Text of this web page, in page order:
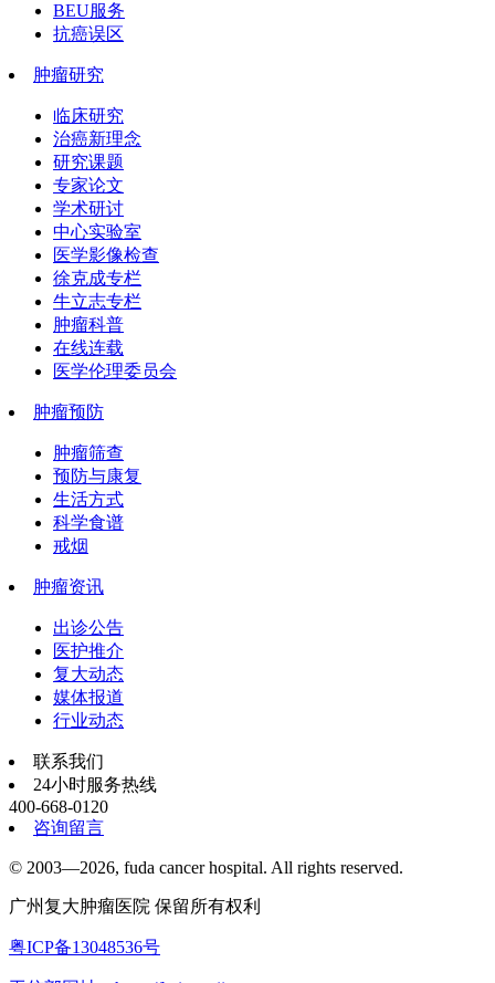
BEU服务
抗癌误区
肿瘤研究
临床研究
治癌新理念
研究课题
专家论文
学术研讨
中心实验室
医学影像检查
徐克成专栏
牛立志专栏
肿瘤科普
在线连载
医学伦理委员会
肿瘤预防
肿瘤筛查
预防与康复
生活方式
科学食谱
戒烟
肿瘤资讯
出诊公告
医护推介
复大动态
媒体报道
行业动态
联系我们
24小时服务热线
400-668-0120
咨询留言
© 2003—2026, fuda cancer hospital. All rights reserved.
广州复大肿瘤医院 保留所有权利
粤ICP备13048536号